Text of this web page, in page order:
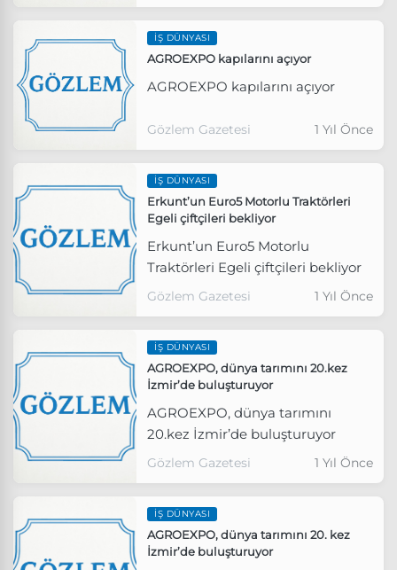
İŞ DÜNYASI
AGROEXPO kapılarını açıyor
AGROEXPO kapılarını açıyor
Gözlem Gazetesi 1 Yıl Önce
İŞ DÜNYASI
Erkunt’un Euro5 Motorlu Traktörleri
Egeli çiftçileri bekliyor
Erkunt’un Euro5 Motorlu
Traktörleri Egeli çiftçileri bekliyor
Gözlem Gazetesi 1 Yıl Önce
İŞ DÜNYASI
AGROEXPO, dünya tarımını 20.kez
İzmir’de buluşturuyor
AGROEXPO, dünya tarımını
20.kez İzmir’de buluşturuyor
Gözlem Gazetesi 1 Yıl Önce
İŞ DÜNYASI
AGROEXPO, dünya tarımını 20. kez
İzmir’de buluşturuyor